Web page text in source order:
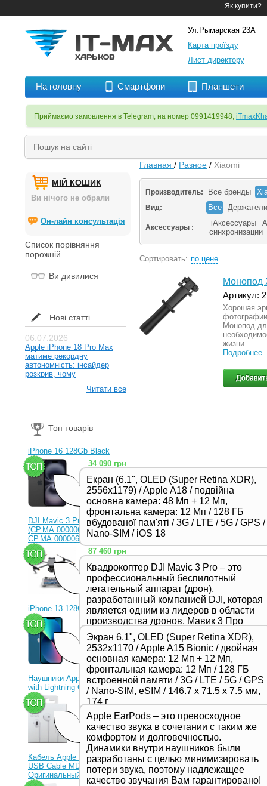
Як купити?
Ул.Рымарская 23А
Карта проїзду
Лист директору
На головну Смартфони Планшети
Приймаємо замовлення в Telegram, на номер 0991419948,
МІЙ КОШИК
Ви нічого не обрали
Он-лайн консультація
Список порівняння
порожній
Ви дивилися
Нові статті
06.07.2026
Apple iPhone 18 Pro Max
матиме рекордну
автономність: інсайдер
розкрив, чому
Читати все
Топ товарів
iPhone 16 128Gb Black
Екран (6.1", OLED (Super Retina XDR),
2556x1179) / Apple A18 / подвійна
основна камера: 48 Мп + 12 Мп,
фронтальна камера: 12 Мп / 128 ГБ
вбудованої пам'яті / 3G / LTE / 5G / GPS /
Nano-SIM / iOS 18
34 090 грн
DJI Mavic 3 Pro (RC)
(CP.MA.00000654.01,
CP.MA.00000656.01)
Квадрокоптер DJI Mavic 3 Pro – это
профессиональный беспилотный
летательный аппарат (дрон),
разработанный компанией DJI, которая
является одним из лидеров в области
производства дронов. Мавик 3 Про
представляет собой новейшую модель
в серии Mavic и отличается высоким
качеством съемки, продвинутыми
функциями и улучшенной
производительностью,
предназначенной для
профессиональных фотографов и
видеооператоров.
87 460 грн
iPhone 13 128Gb Blue
Экран 6.1", OLED (Super Retina XDR),
2532x1170 / Apple A15 Bionic / двойная
основная камера: 12 Мп + 12 Мп,
фронтальная камера: 12 Мп / 128 ГБ
встроенной памяти / 3G / LTE / 5G / GPS
/ Nano-SIM, eSIM / 146.7 х 71.5 х 7.5 мм,
174 г
23 330 грн
Наушники Apple EarPods
with Lightning Connector
Apple EarPods – это превосходное
качество звука в сочетании с таким же
комфортом и долговечностью.
Динамики внутри наушников были
разработаны с целью минимизировать
потери звука, поэтому надлежащее
качество звучания Вам гарантировано!
1 350 грн
Кабель Apple Lightning to
USB Cable MD818ZM
Оригинальный!
Главная / Разное / Xiaomi
Производитель: Все бренды
Вид: Все Держатели
Аксессуары : iАксессуары
синхронизации
Сортировать: по цене
Монопод
Артикул:
Хорошая
Монопод
жизни.
Подробнее